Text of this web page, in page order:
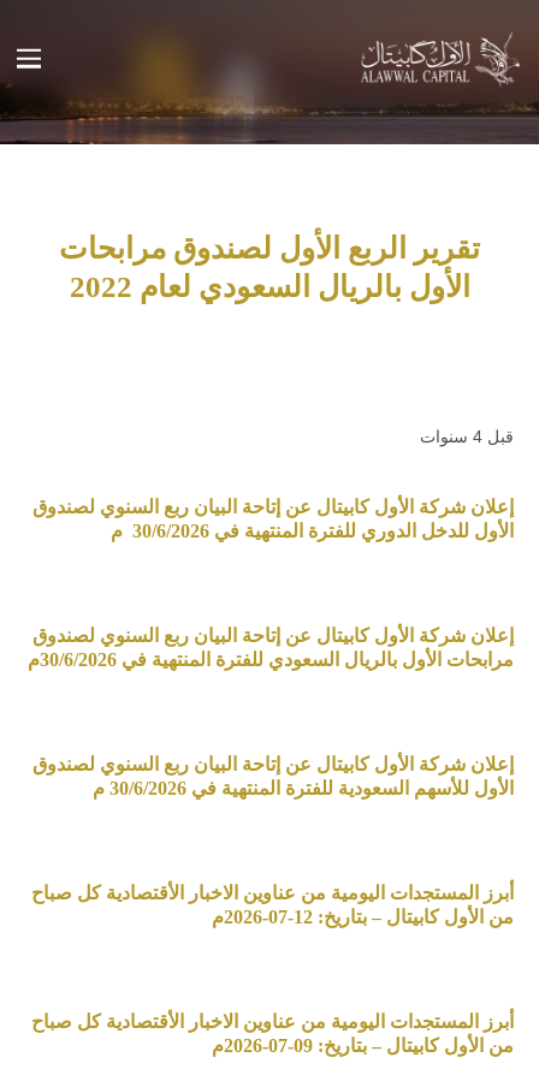
تقرير الربع الأول لصندوق مرابحات
الأول بالريال السعودي لعام 2022
قبل 4 سنوات
إعلان شركة الأول كابيتال عن إتاحة البيان ربع السنوي لصندوق
الأول للدخل الدوري للفترة المنتهية في 30/6/2026 م
إعلان شركة الأول كابيتال عن إتاحة البيان ربع السنوي لصندوق
مرابحات الأول بالريال السعودي للفترة المنتهية في 30/6/2026م
إعلان شركة الأول كابيتال عن إتاحة البيان ربع السنوي لصندوق
الأول للأسهم السعودية للفترة المنتهية في 30/6/2026 م
أبرز المستجدات اليومية من عناوين الاخبار الأقتصادية كل صباح
من الأول كابيتال – بتاريخ: 12-07-2026م
أبرز المستجدات اليومية من عناوين الاخبار الأقتصادية كل صباح
من الأول كابيتال – بتاريخ: 09-07-2026م